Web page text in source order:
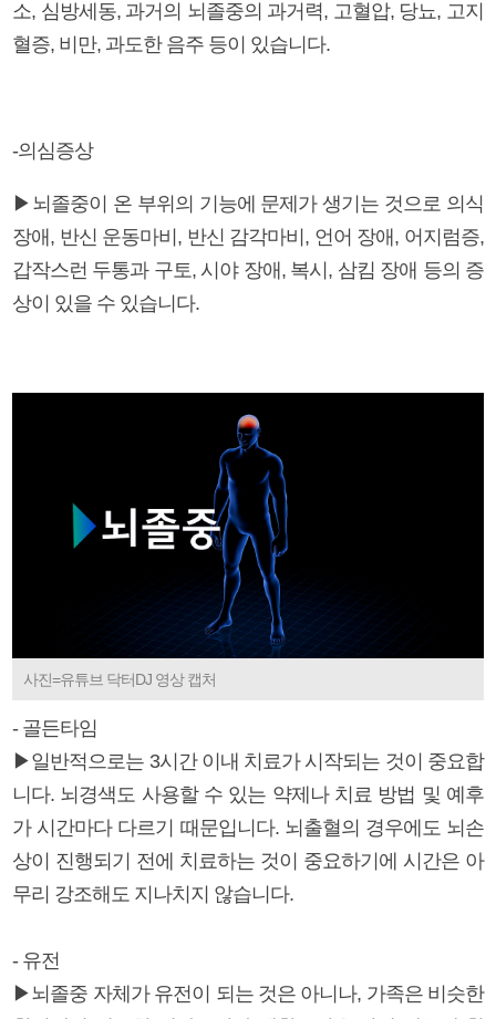
소, 심방세동, 과거의 뇌졸중의 과거력, 고혈압, 당뇨, 고지
혈증, 비만, 과도한 음주 등이 있습니다.
-의심증상
▶뇌졸중이 온 부위의 기능에 문제가 생기는 것으로 의식
장애, 반신 운동마비, 반신 감각마비, 언어 장애, 어지럼증,
갑작스런 두통과 구토, 시야 장애, 복시, 삼킴 장애 등의 증
상이 있을 수 있습니다.
사진=유튜브 닥터DJ 영상 캡처
- 골든타임
▶일반적으로는 3시간 이내 치료가 시작되는 것이 중요합
니다. 뇌경색도 사용할 수 있는 약제나 치료 방법 및 예후
가 시간마다 다르기 때문입니다. 뇌출혈의 경우에도 뇌손
상이 진행되기 전에 치료하는 것이 중요하기에 시간은 아
무리 강조해도 지나치지 않습니다.
- 유전
▶뇌졸중 자체가 유전이 되는 것은 아니나, 가족은 비슷한